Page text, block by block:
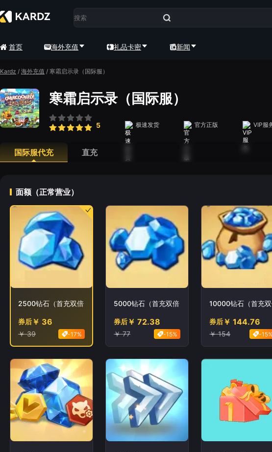
首页 海外充值 礼品卡密 新闻
Kardz / 海外充值 / 寒霜启示录（国际服）
寒霜启示录（国际服）
5 极速发货 官方正版 VIP服
国际服代充 直充
面额（正常营业）
2500钻石（首充双倍）
券后￥ 36
￥ 39 -17%
5000钻石（首充双倍）
券后￥ 72.38
￥ 77 -15%
10000钻石（首充双
券后￥ 144.76
￥ 154 -15%